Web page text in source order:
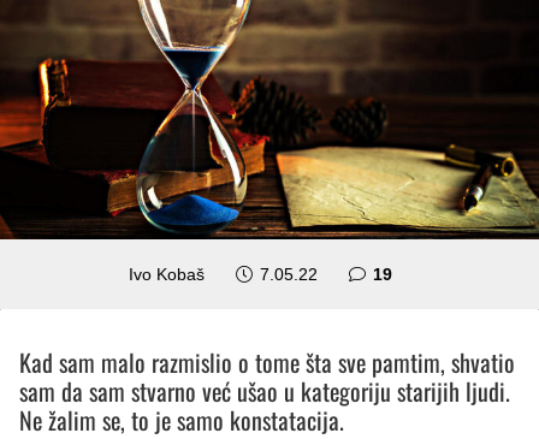
Ivo Kobaš 7.05.22 19komentara
Kad sam malo razmislio o tome šta sve pamtim, shvatio
sam da sam stvarno već ušao u kategoriju starijih ljudi.
Ne žalim se, to je samo konstatacija.